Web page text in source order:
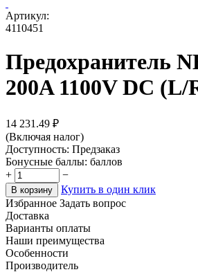
Артикул:
4110451
Предохранитель
200A 1100V DC (L/
14 231.49 ₽
(Включая налог)
Доступность: Предзаказ
Бонусные баллы: баллов
+
−
В корзину
Купить в один клик
Избранное Задать вопрос
Доставка
Варианты оплаты
Наши преимущества
Особенности
Производитель